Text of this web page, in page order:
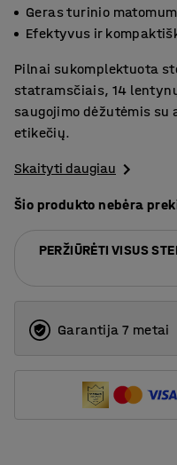
Geras turinio
Efektyvus ir
Pilnai sukomplektuota
statramsčiais, 14
saugojimo dėžutėmis su
etikečių.
Skaityti daugiau
Šio produkto nebėra
PERŽIŪRĖTI VISUS
Garantija 7 metai